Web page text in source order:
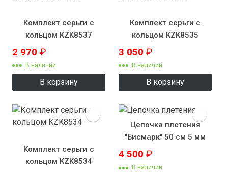
Комплект серьги с
кольцом KZK8537
2 970 ₽
В наличии
В корзину
Комплект серьги с
кольцом KZK8535
3 050 ₽
В наличии
В корзину
Комплект серьги с
кольцом KZK8534
Цепочка плетения
"Бисмарк" 50 см 5 мм
4 500 ₽
В наличии